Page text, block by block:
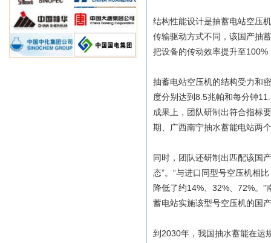
结构性能设计是抽蓄电站空压
传输驱动方式不同，该国产抽
把设备的传动效率提升至
抽蓄电站空压机的结构受力和
度分别达到8.5兆帕和每分钟
成果上，团队研制出符合指标
期、广西南宁抽水蓄能电站两
同时，团队还研制出匹配该国
态”。“与进口同型号空压机相
降低了约14%、32%、72%。
蓄电站实施该型号空压机的国
到2030年，我国抽水蓄能在运